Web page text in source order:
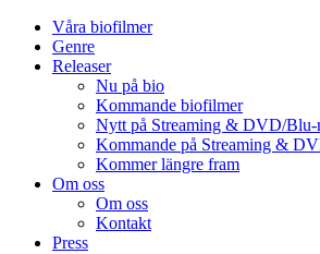
Våra biofilmer
Genre
Releaser
Nu på bio
Kommande biofilmer
Nytt på Streaming & DVD/Blu-
Kommande på Streaming &
Kommer längre fram
Om oss
Om oss
Kontakt
Press